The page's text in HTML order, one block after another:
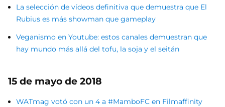
La selección de vídeos definitiva que demuestra que El
Rubius es más showman que gameplay
Veganismo en Youtube: estos canales demuestran que
hay mundo más allá del tofu, la soja y el seitán
15 de mayo de 2018
WATmag votó con un 4 a #MamboFC en Filmaffinity